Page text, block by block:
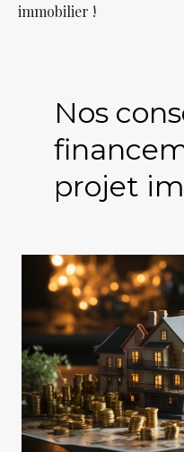
immobilier !
Nos
projet